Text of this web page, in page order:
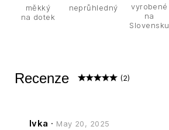
měkký
na dotek
neprůhledný
vyrobené
na
Slovensku
Recenze (2)
Ivka · May 20, 2025